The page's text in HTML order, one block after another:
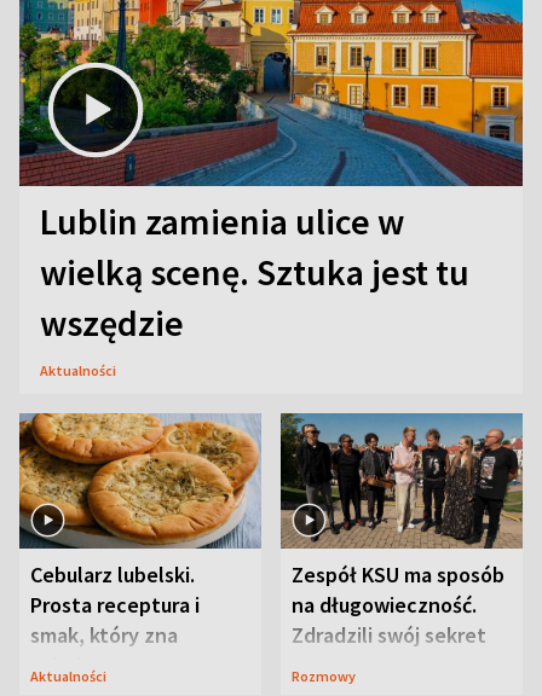
Lublin zamienia ulice w
wielką scenę. Sztuka jest tu
wszędzie
Aktualności
Cebularz lubelski.
Prosta receptura i
smak, który zna
Lubelszczyzna
Aktualności
Zespół KSU ma sposób
na długowieczność.
Zdradzili swój sekret
Rozmowy